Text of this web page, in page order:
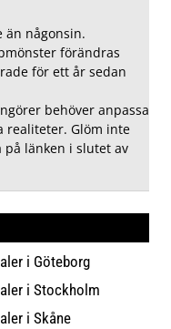
än någonsin.
förändras
för ett år sedan
behöver anpassa
realiteter. Glöm inte
länken i slutet av
i Göteborg
i Stockholm
i Skåne